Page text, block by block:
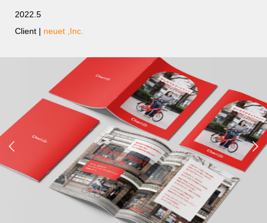
2022.5
Client | neuet ,Inc.
 